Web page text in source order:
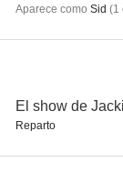
6.0
Aparece como Sid (1
El show de
Reparto